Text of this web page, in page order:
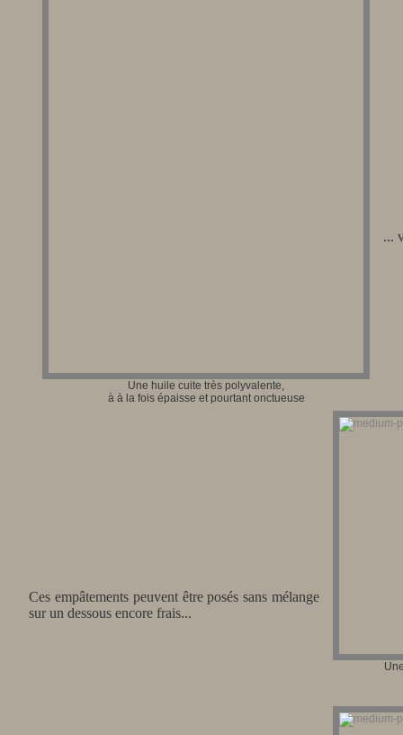
Une huile cuite très polyvalente,
à à la fois épaisse et pourtant onctueuse
...
Ces empâtements peuvent être posés sans mélange
sur un dessous encore frais...